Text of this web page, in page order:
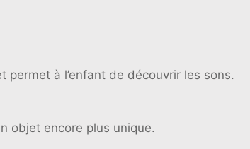
permet à l’enfant de découvrir les sons.
objet encore plus unique.